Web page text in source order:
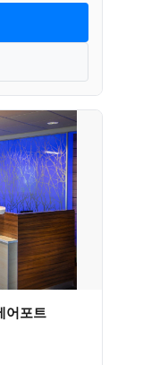
어포트